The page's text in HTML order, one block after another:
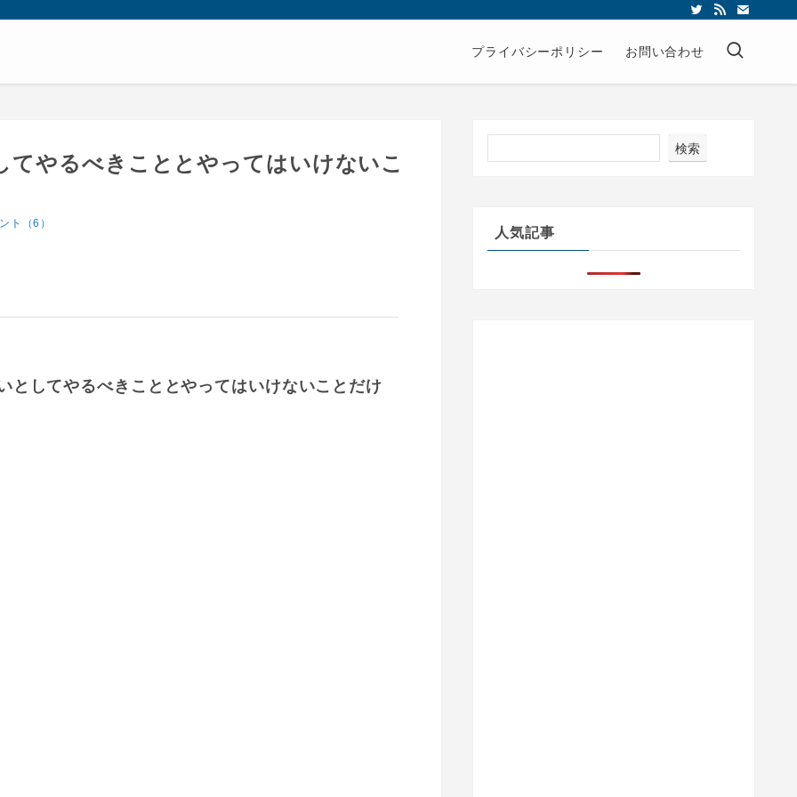
プライバシーポリシー お問い合わせ
てやるべきこととやってはいけないこ
ト（6）
としてやるべきこととやってはいけないことだけ
検索
人気記事